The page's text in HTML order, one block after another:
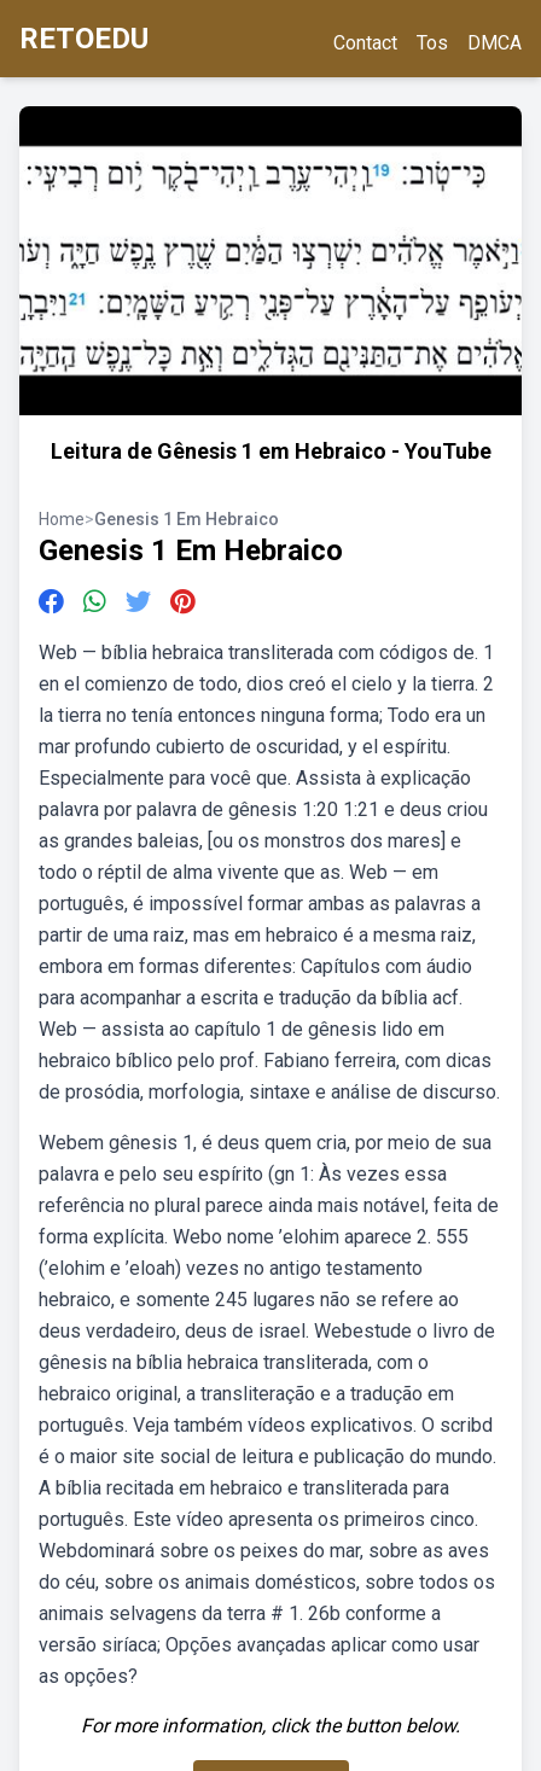
RETOEDU Contact Tos DMCA
Leitura de Gênesis 1 em Hebraico - YouTube
Home>Genesis 1 Em Hebraico
Genesis 1 Em Hebraico
Web — bíblia hebraica transliterada com códigos de. 1
en el comienzo de todo, dios creó el cielo y la tierra. 2
la tierra no tenía entonces ninguna forma; Todo era un
mar profundo cubierto de oscuridad, y el espíritu.
Especialmente para você que. Assista à explicação
palavra por palavra de gênesis 1:20 1:21 e deus criou
as grandes baleias, [ou os monstros dos mares] e
todo o réptil de alma vivente que as. Web — em
português, é impossível formar ambas as palavras a
partir de uma raiz, mas em hebraico é a mesma raiz,
embora em formas diferentes: Capítulos com áudio
para acompanhar a escrita e tradução da bíblia acf.
Web — assista ao capítulo 1 de gênesis lido em
hebraico bíblico pelo prof. Fabiano ferreira, com dicas
de prosódia, morfologia, sintaxe e análise de discurso.
Webem gênesis 1, é deus quem cria, por meio de sua
palavra e pelo seu espírito (gn 1: Às vezes essa
referência no plural parece ainda mais notável, feita de
forma explícita. Webo nome ’elohim aparece 2. 555
(’elohim e ’eloah) vezes no antigo testamento
hebraico, e somente 245 lugares não se refere ao
deus verdadeiro, deus de israel. Webestude o livro de
gênesis na bíblia hebraica transliterada, com o
hebraico original, a transliteração e a tradução em
português. Veja também vídeos explicativos. O scribd
é o maior site social de leitura e publicação do mundo.
A bíblia recitada em hebraico e transliterada para
português. Este vídeo apresenta os primeiros cinco.
Webdominará sobre os peixes do mar, sobre as aves
do céu, sobre os animais domésticos, sobre todos os
animais selvagens da terra # 1. 26b conforme a
versão siríaca; Opções avançadas aplicar como usar
as opções?
For more information, click the button below.